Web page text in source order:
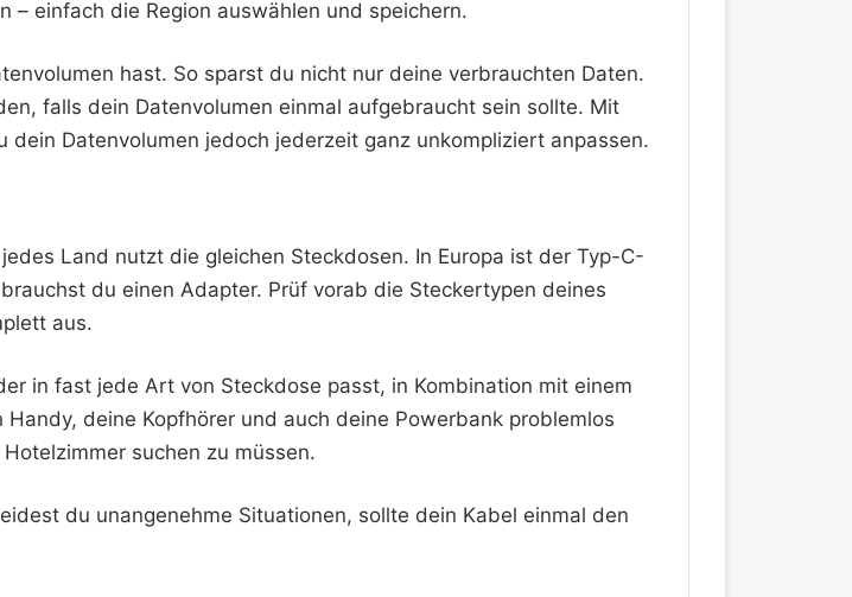
– einfach die Region auswählen und speichern.
hast. So sparst du nicht nur deine verbrauchten Daten.
falls dein Datenvolumen einmal aufgebraucht sein sollte. Mit
Datenvolumen jedoch jederzeit ganz unkompliziert anpassen.
Land nutzt die gleichen Steckdosen. In Europa ist der Typ-C-
brauchst du einen Adapter. Prüf vorab die Steckertypen deines
aus.
in fast jede Art von Steckdose passt, in Kombination mit einem
deine Kopfhörer und auch deine Powerbank problemlos
suchen zu müssen.
du unangenehme Situationen, sollte dein Kabel einmal den